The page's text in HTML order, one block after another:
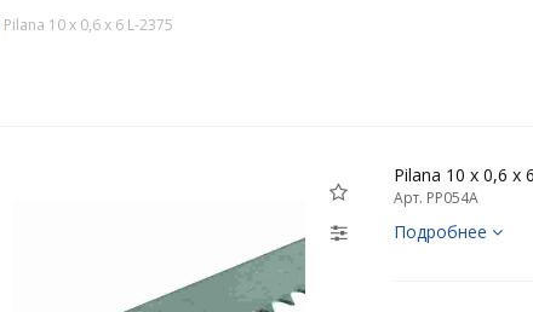
Pilana 10 х 0,6 x 6 L-2375
Pilana 10 х 0,6 x
Арт. PP054A
Подробнее